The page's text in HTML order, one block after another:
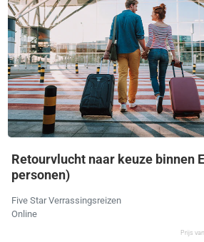
Retourvlucht naar keuze binnen
personen)
Five Star Verrassingsreizen
Online
Prijs